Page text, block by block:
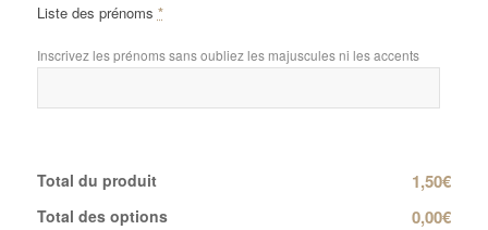
Liste des prénoms *
Inscrivez les prénoms sans oubliez les majuscules ni les accents
Total du produit 1,50€
Total des options 0,00€